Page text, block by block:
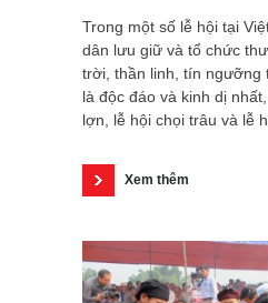
Trong một số lễ hội tại
dân lưu giữ và tổ chức
trời, thần linh, tín ngưỡng
là độc đáo và kinh dị
lợn, lễ hội chọi trâu và lễ
Xem thêm